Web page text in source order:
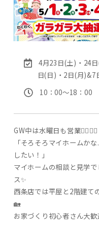
4月23日(土)・24
日(日)・2日(月)&7
10：00〜18：00
GW中は水曜日も営業🙆‍♀️🙆‍♂️
「そろそろマイホームか
したい！」
マイホームの相談と見学
ス✨
西条店では平屋と2階建て
🏡
お家づくり初心者さん大